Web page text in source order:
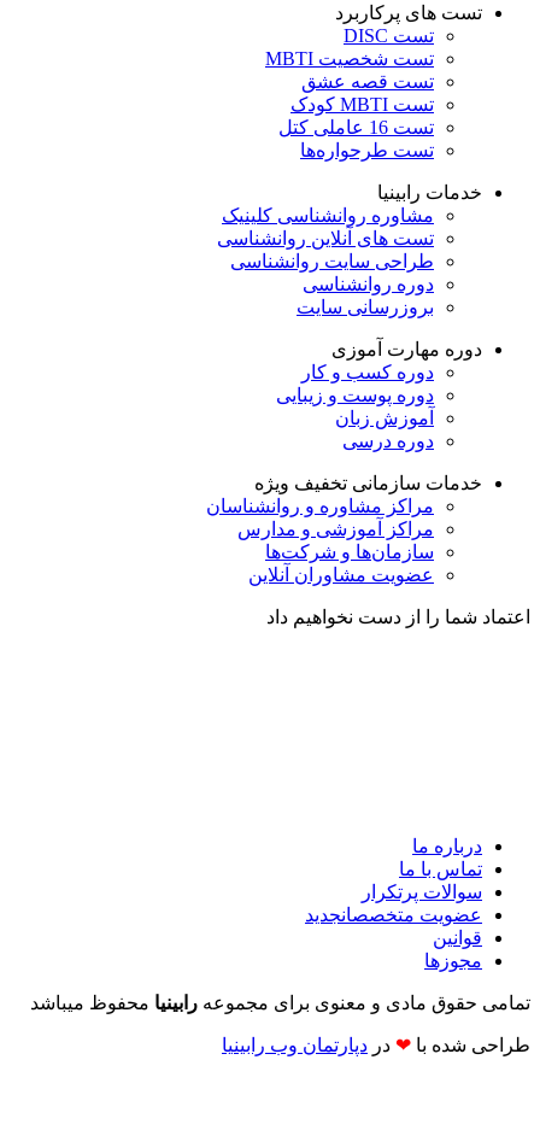
تست های پرکاربرد
تست DISC
تست شخصیت MBTI
تست قصه عشق
تست MBTI کودک
تست 16 عاملی کتل
تست طرحواره‌ها
خدمات رابینیا
مشاوره روانشناسی کلینیک
تست های آنلاین روانشناسی
طراحی سایت روانشناسی
دوره روانشناسی
بروزرسانی سایت
دوره مهارت آموزی
دوره کسب و کار
دوره پوست و زیبایی
آموزش زبان
دوره درسی
خدمات سازمانی تخفیف ویژه
مراکز مشاوره و روانشناسان
مراکز آموزشی و مدارس
سازمان‌ها و شرکت‌ها
عضویت مشاوران آنلاین
اعتماد شما را از دست نخواهیم داد
درباره ما
تماس با ما
سوالات پرتکرار
عضویت متخصصانجدید
قوانین
مجوزها
تمامی حقوق مادی و معنوی برای مجموعه رابینیا محفوظ میباشد
طراحی شده با ❤ در دپارتمان وب رابینیا​​